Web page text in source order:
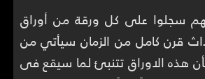
سجلوا على كل ورقة من أوراق
قرن كامل من الزمان سيأتي من
هذه الاوراق تتنبئ لما سيقع فى